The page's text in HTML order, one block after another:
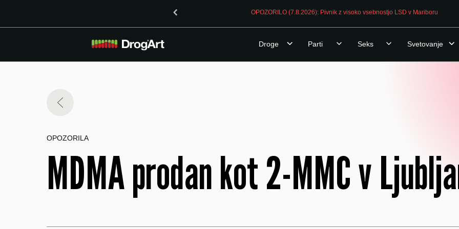
OPOZORILO (7.8.2026): Pivnik z visoko vsebnostjo LSD v Mariboru
Droge Parti Seks Svetovanje
OPOZORILA
MDMA prodan kot 2-MMC v